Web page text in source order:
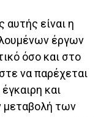
αυτής είναι η
έργων
όσο και στο
να παρέχεται
και
μεταβολή των